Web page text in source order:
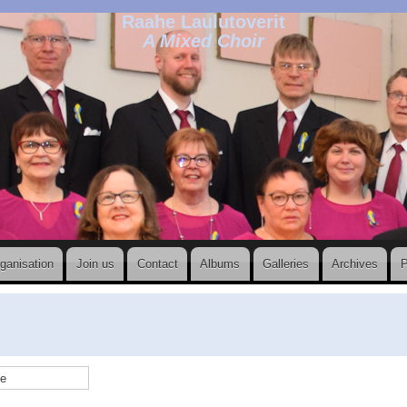
Raahe Laulutoverit
A Mixed Choir
Join us Contact Albums Galleries Archives